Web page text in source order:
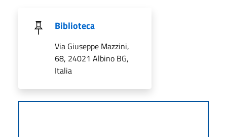
Biblioteca
Via Giuseppe Mazzini,
68, 24021 Albino BG,
Italia